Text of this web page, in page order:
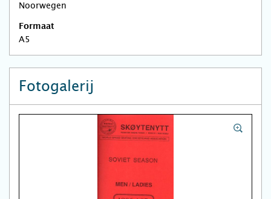
Noorwegen
Formaat
A5
Fotogalerij